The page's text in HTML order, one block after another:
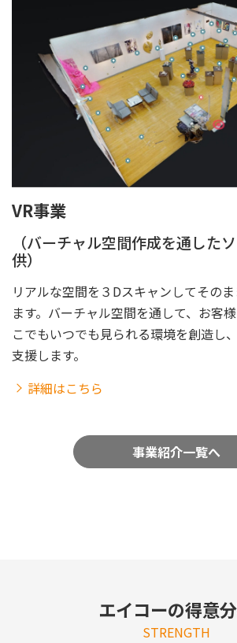
VR事業
（バーチャル空間作成を通した
供）
リアルな空間を３Dスキャンしてその
ます。バーチャル空間を通して、お客
こでもいつでも見られる環境を創造し
支援します。
詳細はこちら
事業紹介一覧へ
エイコーの得意
STRENGTH